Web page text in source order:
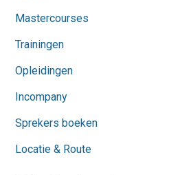
Mastercourses
Trainingen
Opleidingen
Incompany
Sprekers boeken
Locatie & Route